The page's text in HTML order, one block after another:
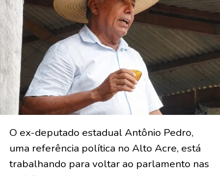
O ex-deputado estadual Antônio Pedro,
uma referência política no Alto Acre, está
trabalhando para voltar ao parlamento nas